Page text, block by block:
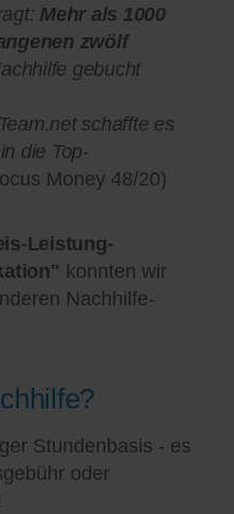
Mehr als 1000
zwölf
gebucht
schaffte es
die Top-
Money 48/20)
Leistung-
konnten wir
Nachhilfe-
Stundenbasis - es
oder